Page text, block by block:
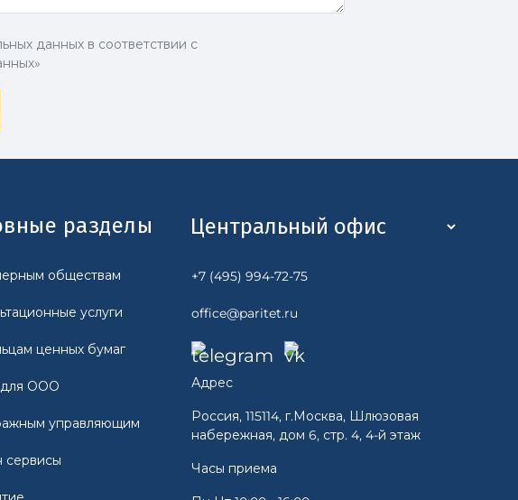
данных в соответствии с
разделы
обществам
услуги
ценных бумаг
для ООО
управляющим
сервисы
+7 (495) 994-72-75
office@paritet.ru
Адрес
Россия, 115114, г.Москва, Шлюзовая
набережная, дом 6, стр. 4, 4-й этаж
Часы приема